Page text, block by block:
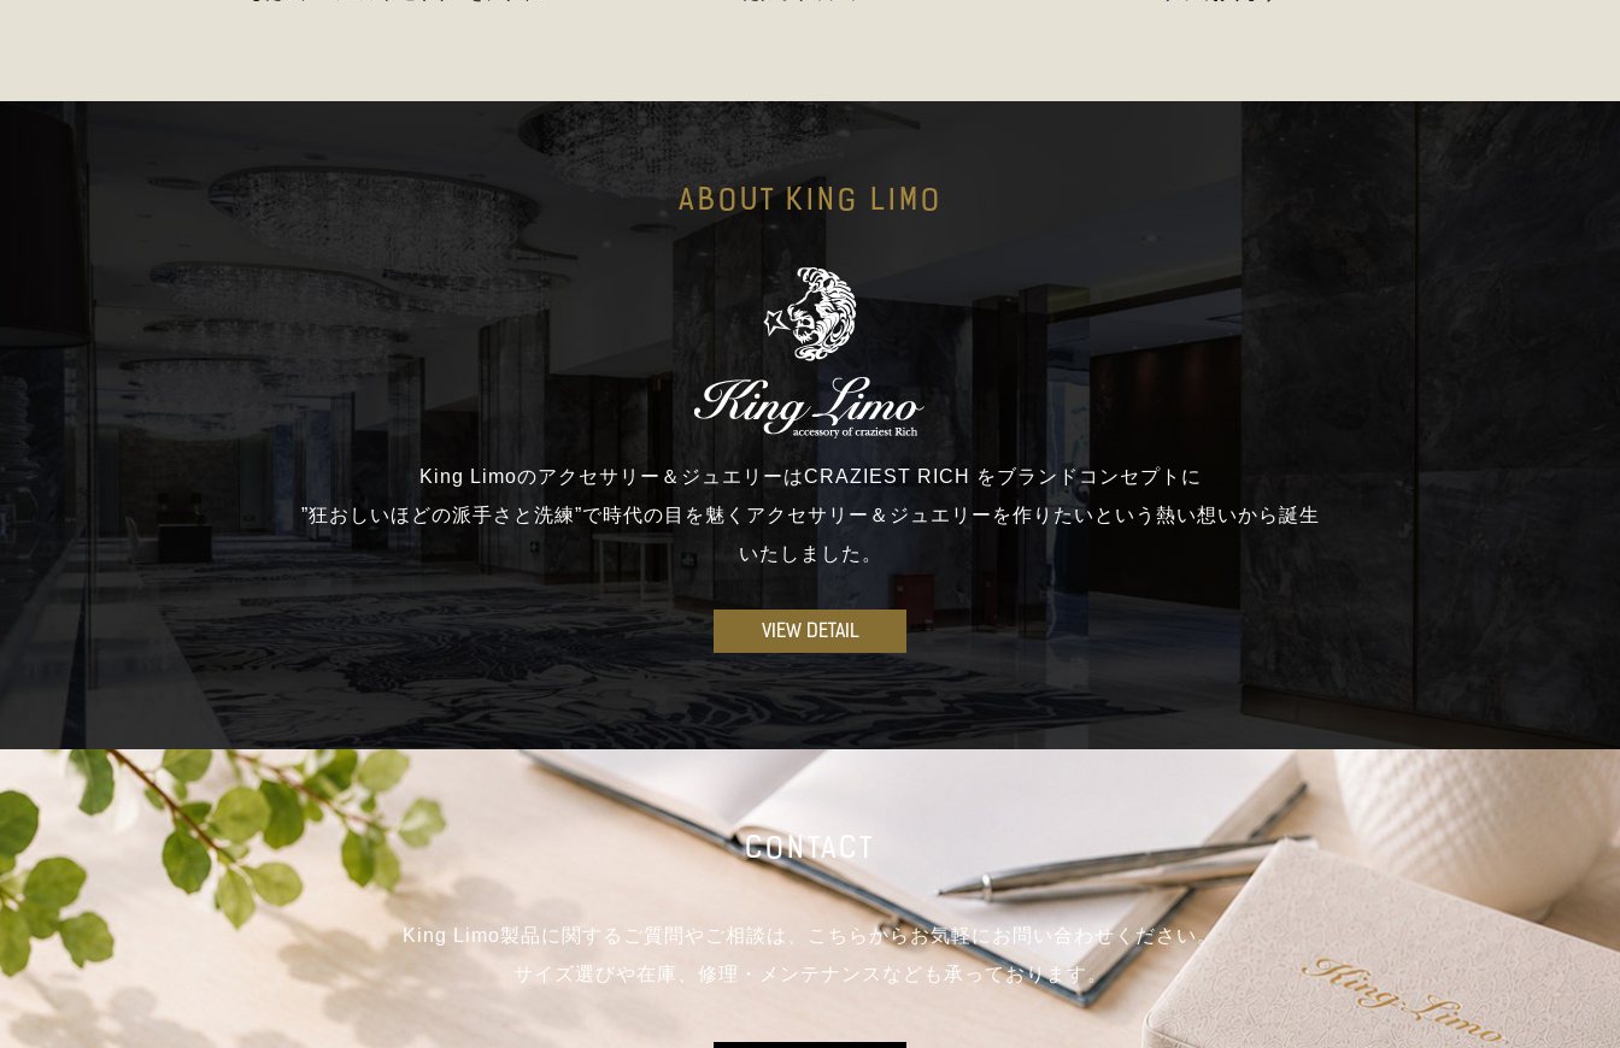
ABOUT KING LIMO
King Limoのアクセサリー＆ジュエリーはCRAZIEST RICH をブランドコンセプトに
”狂おしいほどの派手さと洗練”で時代の目を魅くアクセサリー＆ジュエリーを作りたいという熱い想いから誕生
いたしました。
VIEW DETAIL
CONTACT
King Limo製品に関するご質問やご相談は、こちらからお気軽にお問い合わせください。
サイズ選びや在庫、修理・メンテナンスなども承っております。